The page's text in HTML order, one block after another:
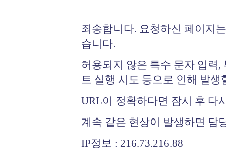
죄송합니다. 요청하신 페이지
습니다.
허용되지 않은 특수 문자 입력
트 실행 시도 등으로 인해 발생
URL이 정확하다면 잠시 후 다
계속 같은 현상이 발생하면 담
IP정보 : 216.73.216.88